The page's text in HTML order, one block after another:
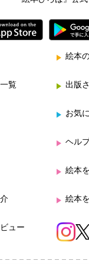
絵本
覧 出版
お気
ヘルプ
絵本
絵本
ュー